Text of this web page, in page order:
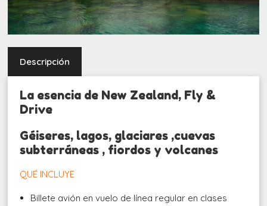
Descripción
La esencia de New Zealand, Fly &
Drive
Géiseres, lagos, glaciares ,cuevas
subterráneas , fiordos y volcanes
QUÉ INCLUYE
Billete avión en vuelo de línea regular en clases